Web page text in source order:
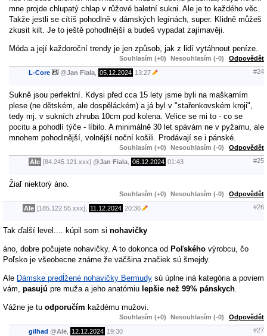
mne projde chlupatý chlap v růžové baletní sukni. Ale je to každého věc.
Takže jestli se cítíš pohodlně v dámských legínách, super. Klidně můžeš
zkusit kilt. Je to ještě pohodlnější a budeš vypadat zajímavěji.
Móda a její každoroční trendy je jen způsob, jak z lidí vytáhnout peníze.
Souhlasím (+0) Nesouhlasím (-0) Odpovědět
L-Core @Jan Fiala 05.12.2024 13:27 #24
Sukně jsou perfektní. Kdysi před cca 15 lety jsme byli na maškarním
plese (ne dětském, ale dospěláckém) a já byl v "stařenkovském kroji",
tedy mj. v sukních zhruba 10cm pod kolena. Velice se mi to - co se
pocitu a pohodlí týče - líbilo. A minimálně 30 let spávám ne v pyžamu, ale
mnohem pohodlnější, volnější noční košili. Prodávají se i pánské.
Souhlasím (+0) Nesouhlasím (-0) Odpovědět
Ale [84.245.121.xxx] @Jan Fiala 06.12.2024 01:43 #25
Žiaľ niektorý áno.
Souhlasím (+0) Nesouhlasím (-0) Odpovědět
Ale [185.122.55.xxx], 11.12.2024 20:36 #26
Tak ďalší level.... kúpil som si nohavičky
áno, dobre počujete nohavičky. A to dokonca od Poľského výrobcu, čo
Poľsko je všeobecne známe že väčšina značiek sú šmejdy.
Ale Dámske predĺžené nohavičky Bermudy sú úplne iná kategória a poviem
vám, pasujú pre muža a jeho anatómiu lepšie než 99% pánskych
Vážne je tu odporučím každému mužovi.
Souhlasím (+0) Nesouhlasím (-0) Odpovědět
gilhad @Ale 12.12.2024 19:30 #27